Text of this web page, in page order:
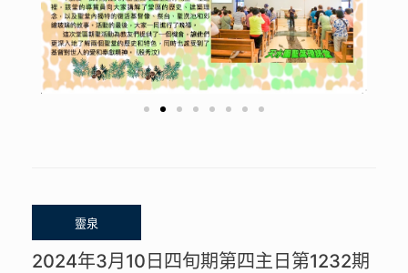
2024年3月10日四旬期第四主日第1232期